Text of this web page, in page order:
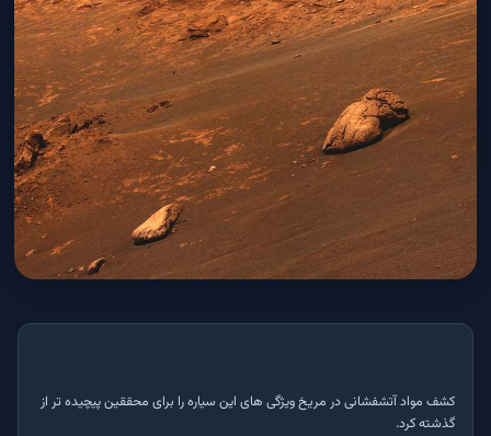
کشف مواد آتشفشانی در مریخ ویژگی های این سیاره را برای محققین پیچیده تر از
گذشته کرد.